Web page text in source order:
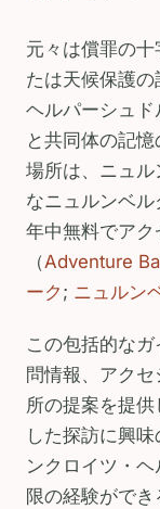
元々は償罪の
たは天候保護
ヘルパーシュ
と共同体の記
場所は、ニュル
なニュルンベ
年中無料でア
（Adventure
ーク ; ニュルン
この包括的な
問情報、アク
所の提案を提
した探訪に興
ンクロイツ・
限の経験ができ